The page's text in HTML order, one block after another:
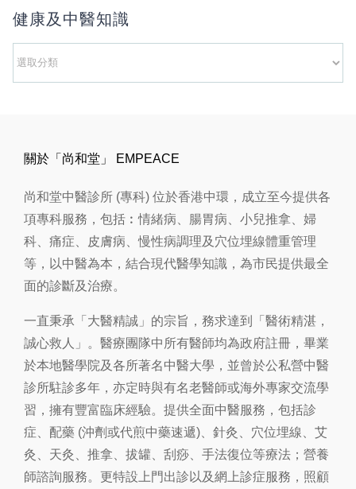
健康及中醫知識
健
知
識
關於「尚和堂」 EMPEACE
尚和堂中醫診所 (專科) 位於香港中環，成立至今提供各
項專科服務，包括︰情緒病、腸胃病、小兒推拿、婦
科、痛症、皮膚病、慢性病調理及穴位埋線體重管理
等，以中醫為本，結合現代醫學知識，為市民提供最全
面的診斷及治療。
一直秉承「大醫精誠」的宗旨，務求達到「醫術精湛，
誠心救人」。醫療團隊中所有醫師均為政府註冊，畢業
於本地醫學院及各所著名中醫大學，並曾於公私營中醫
診所駐診多年，亦定時與有名老醫師或海外專家交流學
習，擁有豐富臨床經驗。提供全面中醫服務 ，包括診
症、配藥 (沖劑或代煎中藥速遞)、針灸、穴位埋線、艾
灸、 天灸
、推拿、拔罐、刮痧、手法復位等療法；營養
師諮詢服務。更特設上門出診以及網上診症服務，照顧